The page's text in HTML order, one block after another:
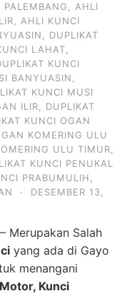
, AHLI
, AHLI KUNCI
, DUPLIKAT
LAHAT,
KUNCI
BANYUASIN,
KUNCI MUSI
ILIR, DUPLIKAT
KUNCI OGAN
KOMERING ULU
ULU TIMUR,
KUNCI PENUKAL
PRABUMULIH,
·
DESEMBER 13,
– Merupakan Salah
yang ada di Gayo
menangani
Kunci